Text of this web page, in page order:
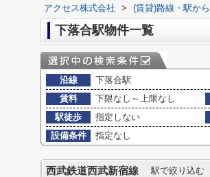
アクセス株式会社 > (賃貸)路線・駅か
下落合駅物件一覧
沿線
下落合駅
賃料
下限なし～上限なし
駅徒歩
指定しない
設備条件
指定なし
西武鉄道西武新宿線 駅で絞り込む